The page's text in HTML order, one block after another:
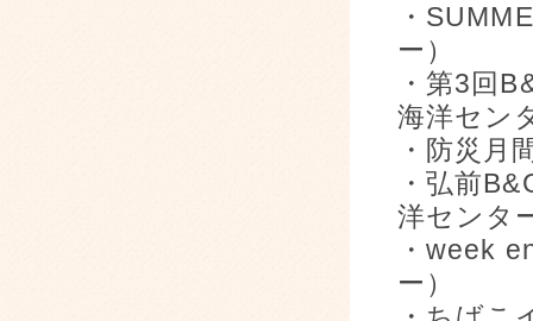
・
ー）
・第3回
海洋セン
・防災月
・弘前
洋センタ
・week
ー）